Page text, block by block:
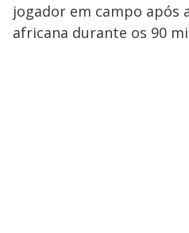
jogador em campo após
africana durante os 90